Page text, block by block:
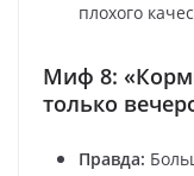
плохого
Миф 8:
только
Правда: